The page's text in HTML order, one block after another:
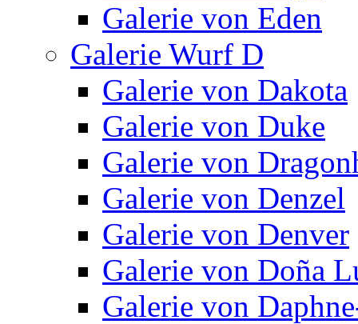
Galerie von Eden
Galerie Wurf D
Galerie von Dakota
Galerie von Duke
Galerie von
Galerie von Denzel
Galerie von Denver
Galerie von Doña
Galerie von